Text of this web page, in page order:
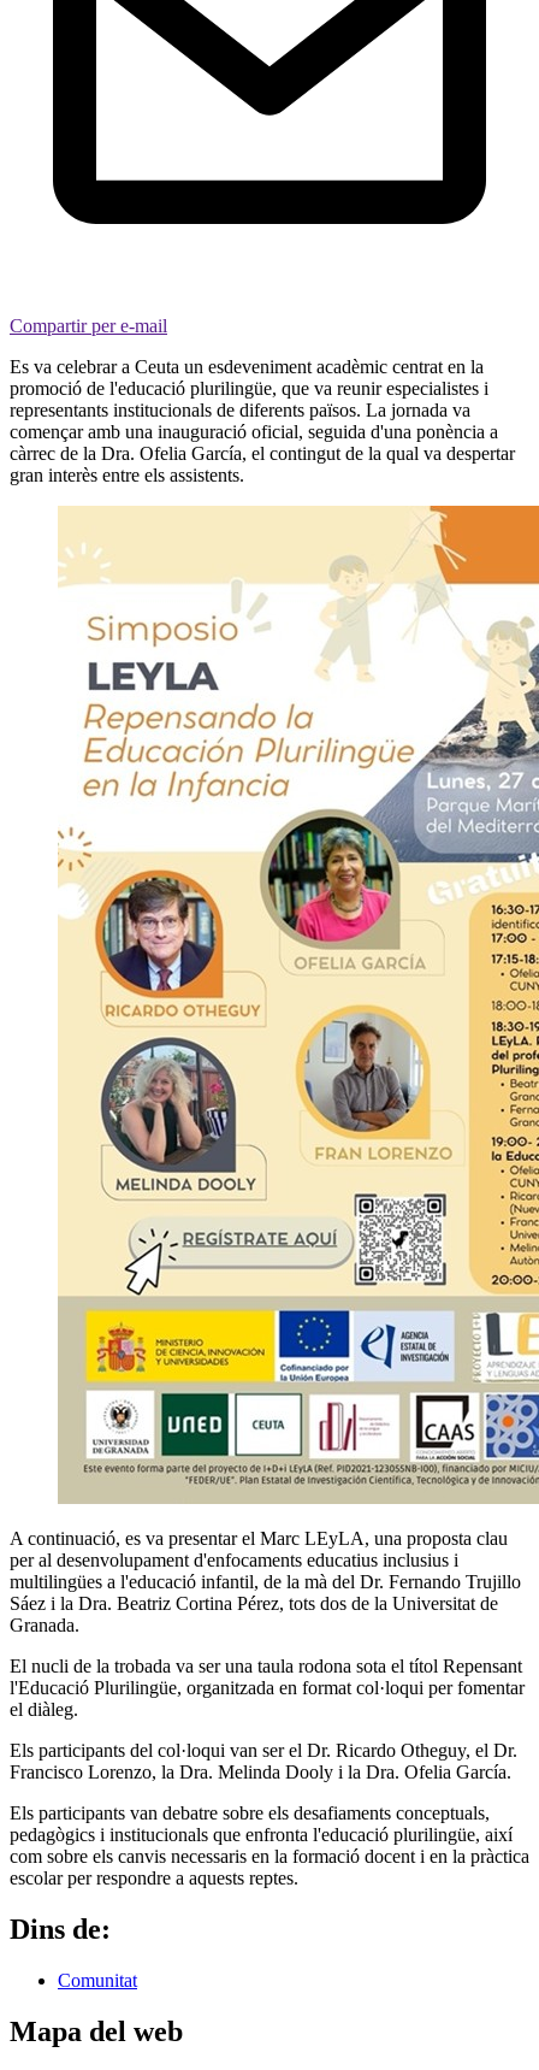
Compartir per e-mail
Es va celebrar a Ceuta un esdeveniment acadèmic centrat en la
promoció de l'educació plurilingüe, que va reunir especialistes i
representants institucionals de diferents països. La jornada va
començar amb una inauguració oficial, seguida d'una ponència a
càrrec de la Dra. Ofelia García, el contingut de la qual va despertar
gran interès entre els assistents.
A continuació, es va presentar el Marc LEyLA, una proposta clau
per al desenvolupament d'enfocaments educatius inclusius i
multilingües a l'educació infantil, de la mà del Dr. Fernando Trujillo
Sáez i la Dra. Beatriz Cortina Pérez, tots dos de la Universitat de
Granada.
El nucli de la trobada va ser una taula rodona sota el títol Repensant
l'Educació Plurilingüe, organitzada en format col·loqui per fomentar
el diàleg.
Els participants del col·loqui van ser el Dr. Ricardo Otheguy, el Dr.
Francisco Lorenzo, la Dra. Melinda Dooly i la Dra. Ofelia García.
Els participants van debatre sobre els desafiaments conceptuals,
pedagògics i institucionals que enfronta l'educació plurilingüe, així
com sobre els canvis necessaris en la formació docent i en la pràctica
escolar per respondre a aquests reptes.
Dins de:
Comunitat
Mapa del web